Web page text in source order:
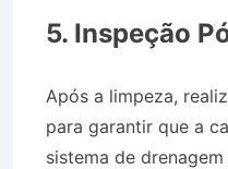
5. Inspeção
Após a limpeza,
para garantir que a
sistema de